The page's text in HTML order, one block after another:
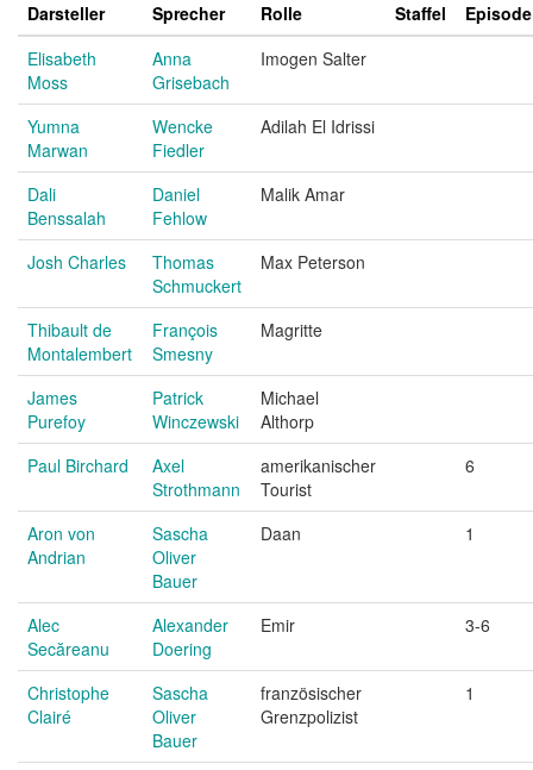
Darsteller
Sprecher Rolle Staffel
Episode
Elisabeth
Moss
Anna
Grisebach
Imogen Salter
Yumna
Marwan
Wencke
Fiedler
Adilah El Idrissi
Dali
Benssalah
Daniel
Fehlow
Malik Amar
Josh Charles
Thomas
Schmuckert
Max Peterson
Thibault de
Montalembert
François
Smesny
Magritte
James
Purefoy
Patrick
Winczewski
Michael
Althorp
Paul Birchard
Axel
Strothmann
amerikanischer
Tourist
6
Aron von
Andrian
Sascha
Oliver
Bauer
Daan 1
Alec
Secăreanu
Alexander
Doering
Emir 3-6
Christophe
Clairé
Sascha
Oliver
Bauer
französischer
Grenzpolizist
1